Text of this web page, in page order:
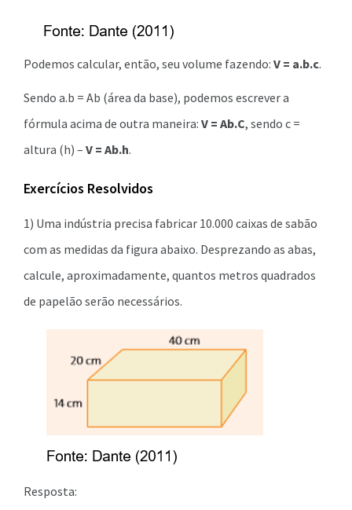
Podemos calcular, então, seu volume fazendo: V = a.b.c.
Sendo a.b = Ab (área da base), podemos escrever a
fórmula acima de outra maneira: V = Ab.C, sendo c =
altura (h) – V = Ab.h.
Exercícios Resolvidos
1) Uma indústria precisa fabricar 10.000 caixas de sabão
com as medidas da figura abaixo. Desprezando as abas,
calcule, aproximadamente, quantos metros quadrados
de papelão serão necessários.
Resposta: